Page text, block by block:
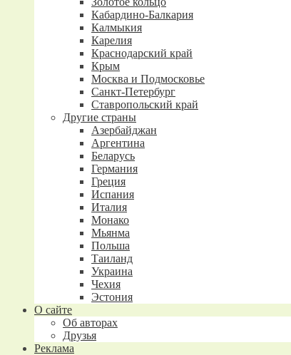
Кабардино-Балкария
Калмыкия
Карелия
Краснодарский край
Крым
Москва и Подмосковье
Санкт-Петербург
Ставропольский край
Другие страны
Азербайджан
Аргентина
Беларусь
Германия
Греция
Испания
Италия
Монако
Мьянма
Польша
Таиланд
Украина
Чехия
Эстония
О сайте
Об авторах
Друзья
Реклама